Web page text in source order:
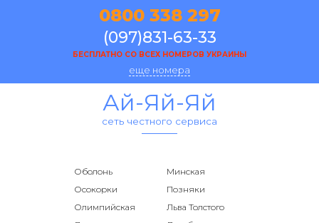
0800 338 297
(097)831-63-33
БЕСПЛАТНО СО ВСЕХ НОМЕРОВ УКРАИНЫ
еще номера
Ай-Яй-Яй
сеть честного сервиса
Оболонь
Минская
Осокорки
Позняки
Олимпийская
Льва Толстого